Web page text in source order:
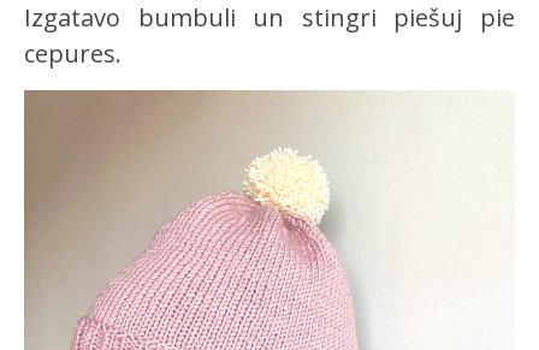
Izgatavo bumbuli un stingri piešuj pie
cepures.